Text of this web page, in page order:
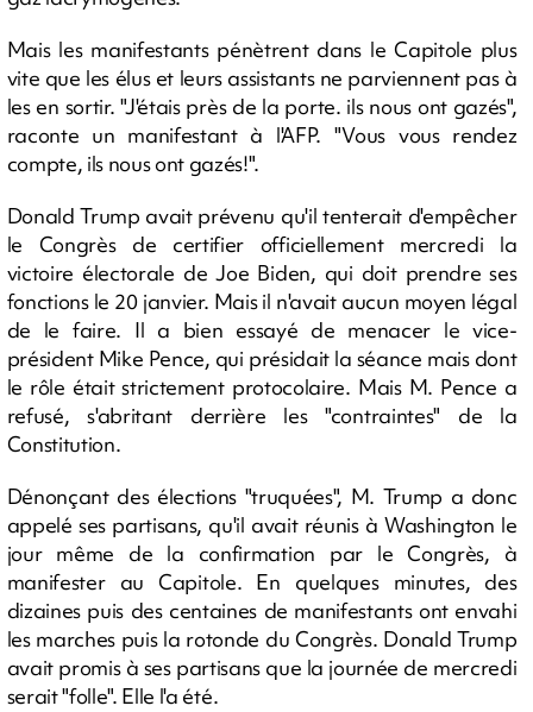
Mais les manifestants pénètrent dans le Capitole plus
vite que les élus et leurs assistants ne parviennent pas à
les en sortir. "J'étais près de la porte. ils nous ont gazés",
raconte un manifestant à l'AFP. "Vous vous rendez
compte, ils nous ont gazés!".
Donald Trump avait prévenu qu'il tenterait d'empêcher
le Congrès de certifier officiellement mercredi la
victoire électorale de Joe Biden, qui doit prendre ses
fonctions le 20 janvier. Mais il n'avait aucun moyen légal
de le faire. Il a bien essayé de menacer le vice-
président Mike Pence, qui présidait la séance mais dont
le rôle était strictement protocolaire. Mais M. Pence a
refusé, s'abritant derrière les "contraintes" de la
Constitution.
Dénonçant des élections "truquées", M. Trump a donc
appelé ses partisans, qu'il avait réunis à Washington le
jour même de la confirmation par le Congrès, à
manifester au Capitole. En quelques minutes, des
dizaines puis des centaines de manifestants ont envahi
les marches puis la rotonde du Congrès. Donald Trump
avait promis à ses partisans que la journée de mercredi
serait "folle". Elle l'a été.